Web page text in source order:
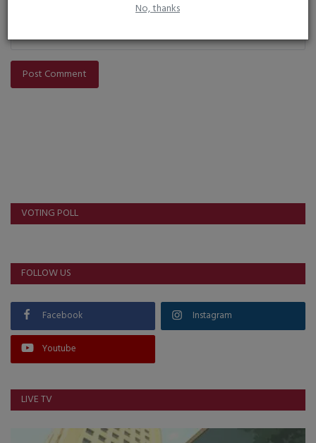
No, thanks
Post Comment
VOTING POLL
FOLLOW US
Facebook Instagram
Youtube
LIVE TV